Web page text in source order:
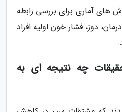
های آماری برای بررسی رابطه
دوز، فشار خون اولیه افراد
چه نتیجه ای به